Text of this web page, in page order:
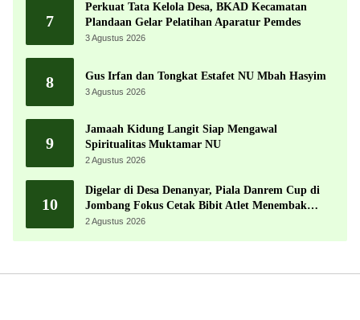
7
Perkuat Tata Kelola Desa, BKAD Kecamatan
Plandaan Gelar Pelatihan Aparatur Pemdes
3 Agustus 2026
8 Gus Irfan dan Tongkat Estafet NU Mbah Hasyim
3 Agustus 2026
9
Jamaah Kidung Langit Siap Mengawal
Spiritualitas Muktamar NU
2 Agustus 2026
10
Digelar di Desa Denanyar, Piala Danrem Cup di
Jombang Fokus Cetak Bibit Atlet Menembak
Berprestasi
2 Agustus 2026